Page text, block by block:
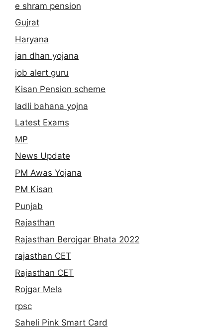
e shram pension
Gujrat
Haryana
jan dhan yojana
job alert guru
Kisan Pension scheme
ladli bahana yojna
Latest Exams
MP
News Update
PM Awas Yojana
PM Kisan
Punjab
Rajasthan
Rajasthan Berojgar Bhata 2022
rajasthan CET
Rajasthan CET
Rojgar Mela
rpsc
Saheli Pink Smart Card